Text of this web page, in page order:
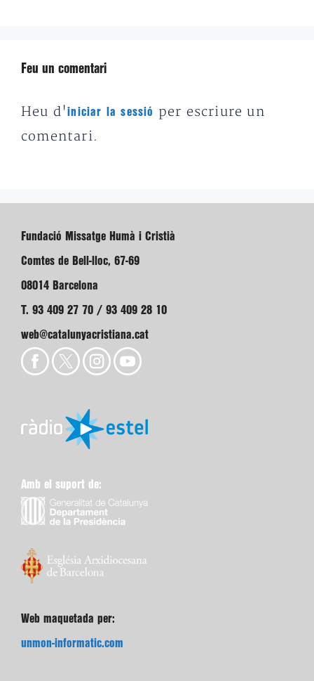
Feu un comentari
Heu d'iniciar la sessió
per escriure un
comentari.
Fundació Missatge Humà i Cristià
Comtes de Bell-lloc, 67-69
08014 Barcelona
T. 93 409 27 70 / 93 409 28 10
web@catalunyacristiana.cat
Amb el suport de:
Web maquetada per:
unmon-informatic.com